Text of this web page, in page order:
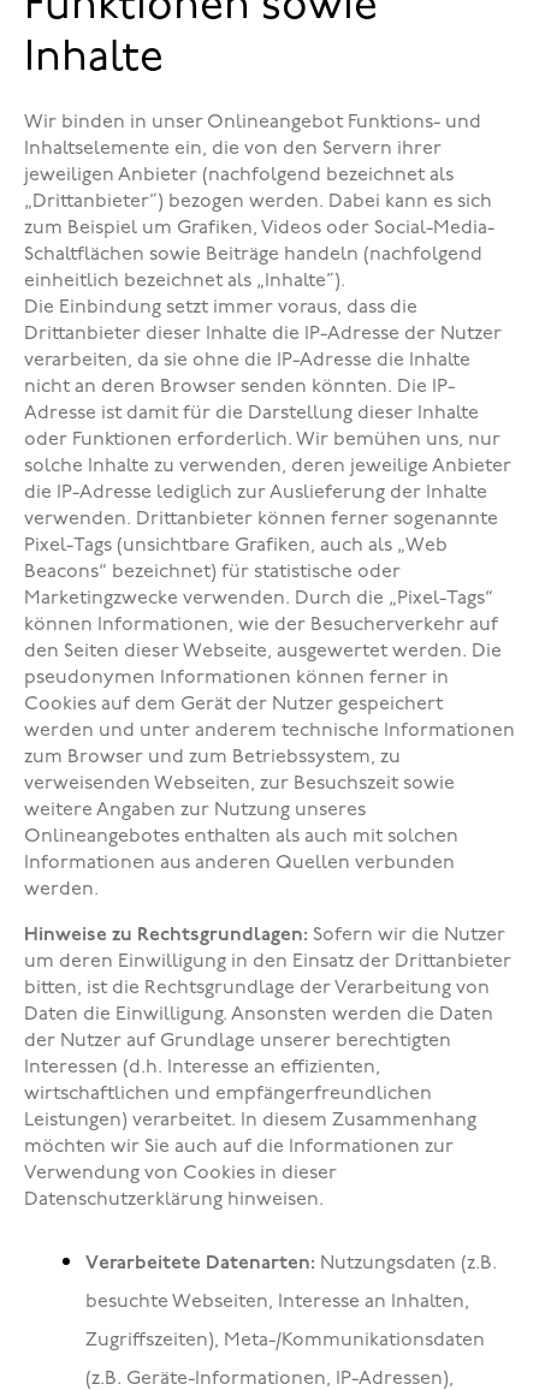
Inhalte
Wir binden in unser Onlineangebot Funktions- und
Inhaltselemente ein, die von den Servern ihrer
jeweiligen Anbieter (nachfolgend bezeichnet als
„Drittanbieter”) bezogen werden. Dabei kann es sich
zum Beispiel um Grafiken, Videos oder Social-Media-
Schaltflächen sowie Beiträge handeln (nachfolgend
einheitlich bezeichnet als „Inhalte”).
Die Einbindung setzt immer voraus, dass die
Drittanbieter dieser Inhalte die IP-Adresse der Nutzer
verarbeiten, da sie ohne die IP-Adresse die Inhalte
nicht an deren Browser senden könnten. Die IP-
Adresse ist damit für die Darstellung dieser Inhalte
oder Funktionen erforderlich. Wir bemühen uns, nur
solche Inhalte zu verwenden, deren jeweilige Anbieter
die IP-Adresse lediglich zur Auslieferung der Inhalte
verwenden. Drittanbieter können ferner sogenannte
Pixel-Tags (unsichtbare Grafiken, auch als „Web
Beacons“ bezeichnet) für statistische oder
Marketingzwecke verwenden. Durch die „Pixel-Tags“
können Informationen, wie der Besucherverkehr auf
den Seiten dieser Webseite, ausgewertet werden. Die
pseudonymen Informationen können ferner in
Cookies auf dem Gerät der Nutzer gespeichert
werden und unter anderem technische Informationen
zum Browser und zum Betriebssystem, zu
verweisenden Webseiten, zur Besuchszeit sowie
weitere Angaben zur Nutzung unseres
Onlineangebotes enthalten als auch mit solchen
Informationen aus anderen Quellen verbunden
werden.
Hinweise zu Rechtsgrundlagen: Sofern wir die Nutzer
um deren Einwilligung in den Einsatz der Drittanbieter
bitten, ist die Rechtsgrundlage der Verarbeitung von
Daten die Einwilligung. Ansonsten werden die Daten
der Nutzer auf Grundlage unserer berechtigten
Interessen (d.h. Interesse an effizienten,
wirtschaftlichen und empfängerfreundlichen
Leistungen) verarbeitet. In diesem Zusammenhang
möchten wir Sie auch auf die Informationen zur
Verwendung von Cookies in dieser
Datenschutzerklärung hinweisen.
Verarbeitete Datenarten: Nutzungsdaten (z.B.
besuchte Webseiten, Interesse an Inhalten,
Zugriffszeiten), Meta-/Kommunikationsdaten
(z.B. Geräte-Informationen, IP-Adressen),